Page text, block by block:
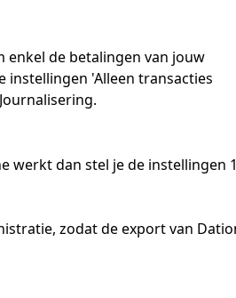
de betalingen van jouw
instellingen 'Alleen transacties
werkt dan stel je de instellingen
zodat de export van